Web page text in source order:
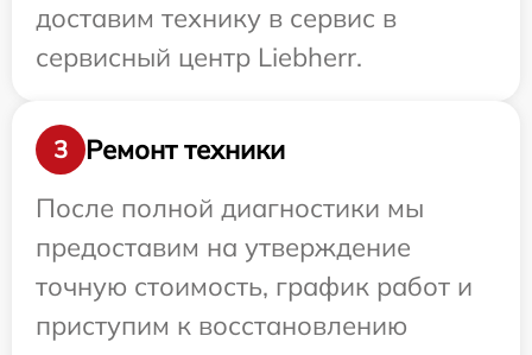
доставим технику в сервис в
сервисный центр Liebherr.
3
Ремонт техники
После полной диагностики мы
предоставим на утверждение
точную стоимость, график работ и
приступим к восстановлению